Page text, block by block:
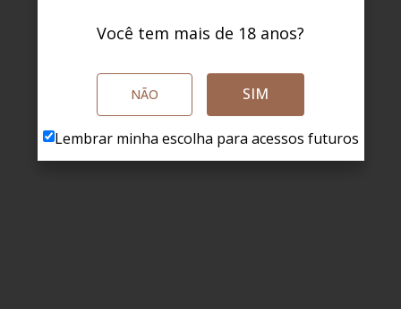
Você tem mais de 18 anos?
NÃO SIM
Lembrar minha escolha para acessos futuros